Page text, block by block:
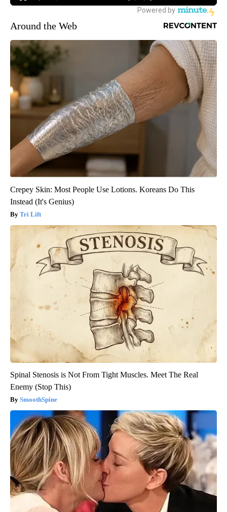
Around the Web
Crepey Skin: Most People Use Lotions. Koreans Do This
Instead (It's Genius)
Tri Lift
Spinal Stenosis is Not From Tight Muscles. Meet The Real
Enemy (Stop This)
SmoothSpine